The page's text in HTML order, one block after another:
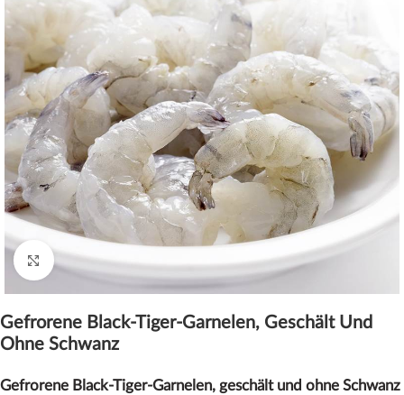
Click to enlarge
Gefrorene Black-Tiger-Garnelen, Geschält Und
Ohne Schwanz
Gefrorene Black-Tiger-Garnelen, geschält und ohne Schwanz